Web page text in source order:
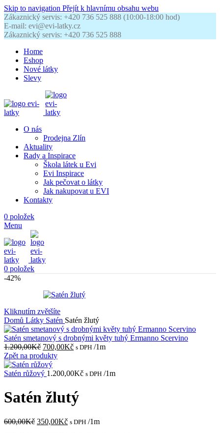
Skip to navigation Přejít k hlavnímu obsahu webu
Zákaznický servis: +420 736 525 888 (10:00-18:00 hod)
E-mail: evi@evi-latky.cz
Zákaznický servis: +420 736 525 888
Home
Eshop
Nové látky
Slevy
O nás
Prodejna Zlín
Aktuality
Rady a Inspirace
Škola látek u Evi
Evi Inspirace
Jak pečovat o látky
Jak nakupovat u EVI
Kontakty
0 položek
Menu
0 položek
-42%
Kliknutím zvětšíte
Domů Látky Satén Satén žlutý
Satén smetanový s drobnými květy tuhý Ermanno Scervino
1.200,00Kč Původní
cena
byla:
1.200,00Kč.
700,00KčAktuální
700,00Kč.
s DPH /1m
Zpět na produkty
Satén růžový 1.200,00Kč s DPH /1m
Satén žlutý
600,00Kč Původní
350,00KčAktuální
s DPH /1m